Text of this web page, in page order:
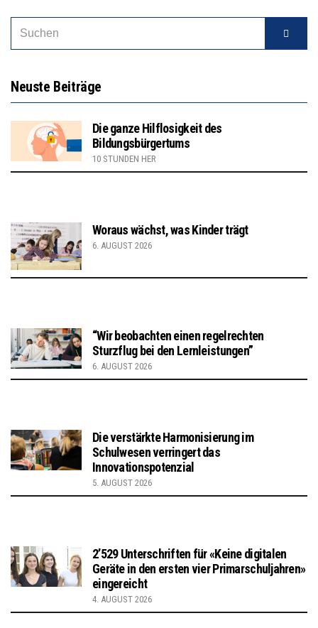
Neuste Beiträge
Die ganze Hilflosigkeit des
Bildungsbürgertums
10 STUNDEN HER
Woraus wächst, was Kinder trägt
6. AUGUST 2026
“Wir beobachten einen regelrechten
Sturzflug bei den Lernleistungen”
6. AUGUST 2026
Die verstärkte Harmonisierung im
Schulwesen verringert das
Innovationspotenzial
5. AUGUST 2026
2’529 Unterschriften für «Keine digitalen
Geräte in den ersten vier Primarschuljahren»
eingereicht
4. AUGUST 2026